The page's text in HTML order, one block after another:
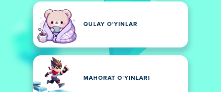
QULAY OʻYINLAR
MAHORAT OʻYINLARI